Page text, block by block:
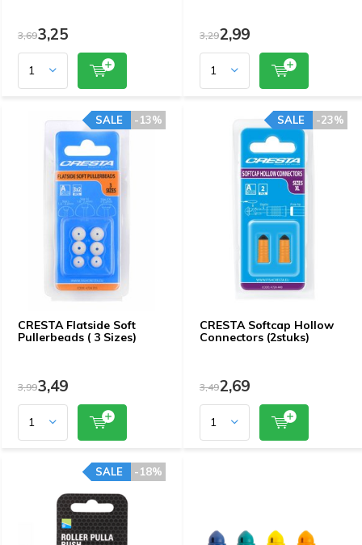
3,693,25 3,292,99
CRESTA Flatside Soft
Pullerbeads ( 3 Sizes)
-13%
SALE
3,993,49
CRESTA Softcap Hollow
Connectors (2stuks)
-23%
SALE
3,492,69
-18%
SALE